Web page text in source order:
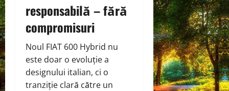
responsabilă – fără
compromisuri
Noul FIAT 600 Hybrid nu
este doar o evoluție a
designului italian, ci o
tranziție clară către un